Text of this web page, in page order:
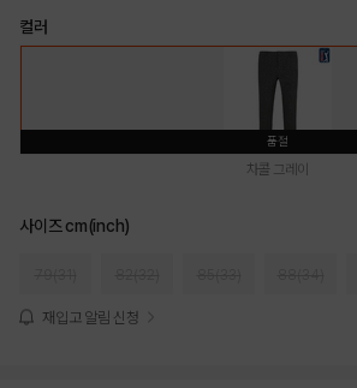
컬러
품절
차콜 그레이
사이즈 cm(inch)
재입고 알림 신청